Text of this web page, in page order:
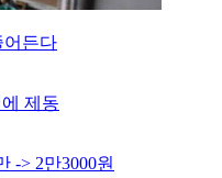
어든다
제동
-> 2만3000원